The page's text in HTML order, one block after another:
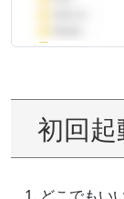
初回起